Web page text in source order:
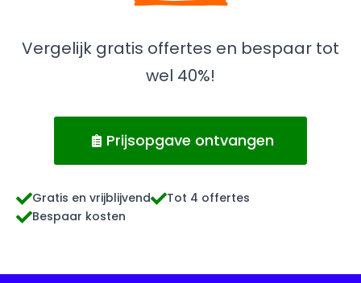
Vergelijk gratis offertes en bespaar tot
wel 40%!
Prijsopgave ontvangen
Gratis en vrijblijvend
Tot 4 offertes
Bespaar kosten